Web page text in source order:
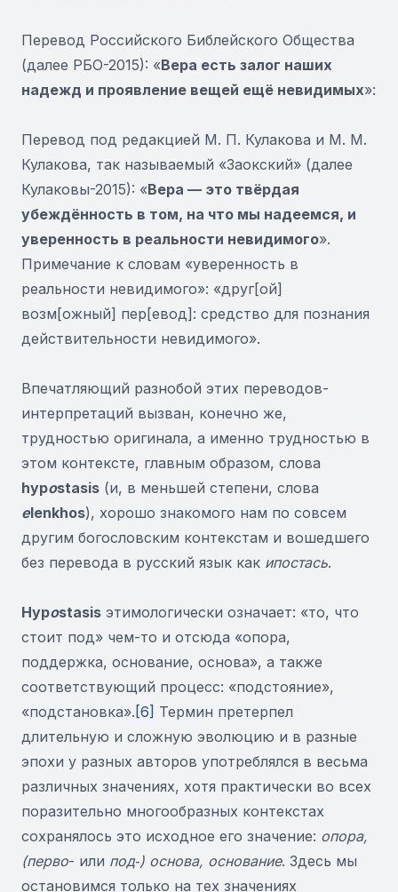
Перевод Российского Библейского Общества
(далее РБО-2015): «Вера есть залог наших
надежд и проявление вещей ещё невидимых»:
Перевод под редакцией М. П. Кулакова и М. М.
Кулакова, так называемый «Заокский» (далее
Кулаковы-2015): «Вера — это твёрдая
убеждённость в том, на что мы надеемся, и
уверенность в реальности невидимого».
Примечание к словам «уверенность в
реальности невидимого»: «друг[ой]
возм[ожный] пер[евод]: средство для познания
действительности невидимого».
Впечатляющий разнобой этих переводов-
интерпретаций вызван, конечно же,
трудностью оригинала, а именно трудностью в
этом контексте, главным образом, слова
hypostasis (и, в меньшей степени, слова
elenkhos), хорошо знакомого нам по совсем
другим богословским контекстам и вошедшего
без перевода в русский язык как ипостась.
Hypostasis этимологически означает: «то, что
стоит под» чем-то и отсюда «опора,
поддержка, основание, основа», а также
соответствующий процесс: «подстояние»,
«подстановка». [6] Термин претерпел
длительную и сложную эволюцию и в разные
эпохи у разных авторов употреблялся в весьма
различных значениях, хотя практически во всех
поразительно многообразных контекстах
сохранялось это исходное его значение: опора,
(перво- или под‑) основа, основание. Здесь мы
остановимся только на тех значениях